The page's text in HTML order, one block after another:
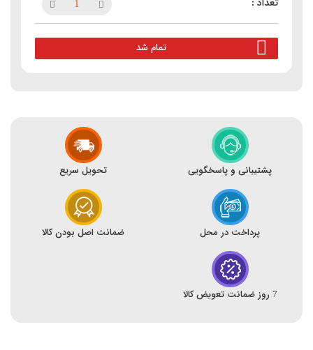
تمام شد
پشتیبانی و پاسخگویی تحویل سریع
پرداخت در محل ضمانت اصل بودن کالا
7 روز ضمانت تعویض کالا